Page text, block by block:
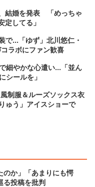
結婚を発表 「めっちゃ
定してる」
で...「ゆず」北川悠仁・
ラボにファン歓喜
細やかな心遣い...「並ん
シールを」
制服＆ルーズソックス衣
ゅう」アイスショーで
のか」「あまりにも愕
投稿を批判